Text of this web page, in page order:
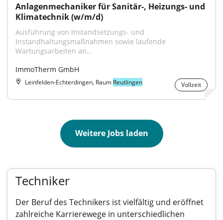
Anlagenmechaniker für Sanitär-, Heizungs- und
Klimatechnik (w/m/d)
Ausführung von Instandsetzungs- und
Instandhaltungsmaßnahmen sowie laufende
Wartungsarbeiten an...
ImmoTherm GmbH
Leinfelden-Echterdingen, Raum Reutlingen Vollzeit
Weitere Jobs laden
Techniker
Der Beruf des Technikers ist vielfältig und eröffnet
zahlreiche Karrierewege in unterschiedlichen